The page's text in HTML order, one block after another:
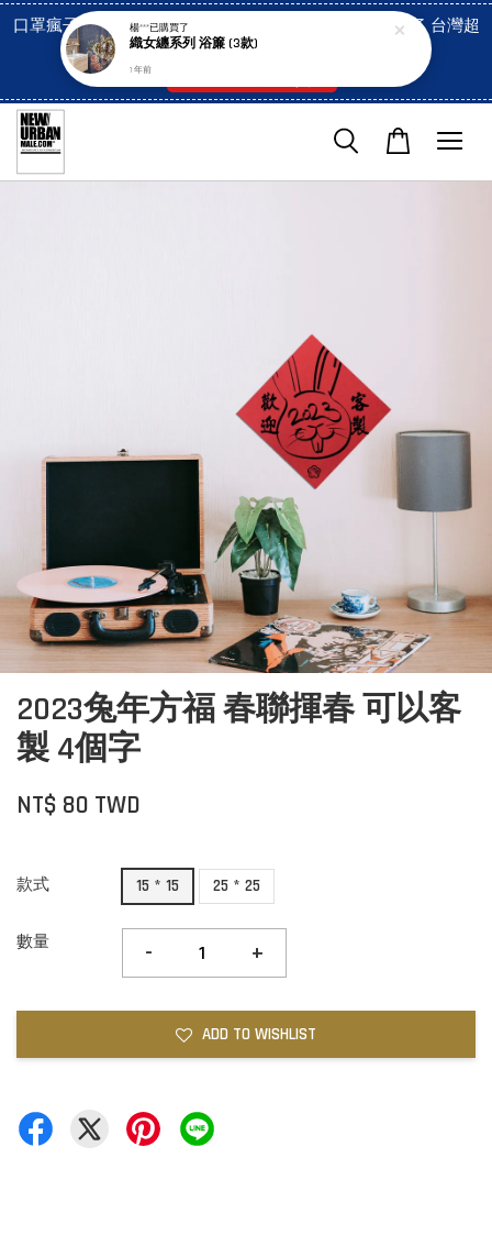
口罩瘋子官網, 放心訂購! 香港澳門信用卡付費已經開啓了 台灣超
市貨到付款也是!
2023兔年方福 春聯揮春 可以客
製 4個字
NT$ 80 TWD
款式 15 * 15 25 * 25
數量 - +
ADD TO WISHLIST
楊***已購買了
織女纏系列 浴簾 (3款)
1 年前